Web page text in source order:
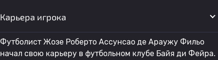
Карьера игрока
Футболист Жозе Роберто Ассунсао де Араужу Фильо
начал свою карьеру в футбольном клубе Байя ди Фейра.